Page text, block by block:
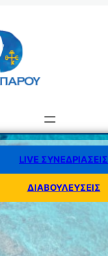
LIVE ΣΥΝΕΔΡΙΑΣΕΙΣ
ΔΙΑΒΟΥΛΕΥΣΕΙΣ